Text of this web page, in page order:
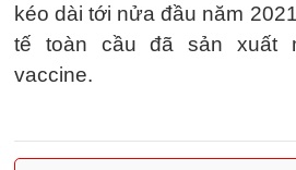
kéo dài tới nửa đầu năm
tế toàn cầu đã sản xuất
vaccine.